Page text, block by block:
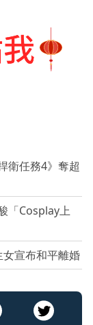
衛任務4》奪超
「Cosplay上
宣布和平離婚